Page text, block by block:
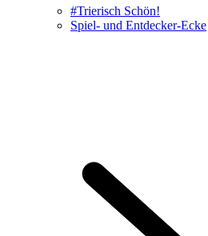
#Trierisch Schön!
Spiel- und Entdecker-Ecke